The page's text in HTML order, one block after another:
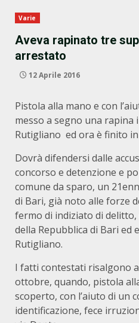
Varie
Aveva rapinato tre
arrestato
12 Aprile 2016
Pistola alla mano e con
messo a segno una rapina
Rutigliano ed ora è finito in
Dovrà difendersi dalle
concorso e detenzione e
comune da sparo, un
di Bari, già noto alle forze
fermo di indiziato di delitto,
della Repubblica di Bari ed
Rutigliano.
I fatti contestati risalgono
ottobre, quando, pistola
scoperto, con l’aiuto di un
identificazione, fece